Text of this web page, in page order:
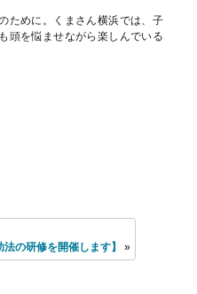
ために。くまさん横浜では、子
頭を悩ませながら楽しんでいる
法の研修を開催します】
»